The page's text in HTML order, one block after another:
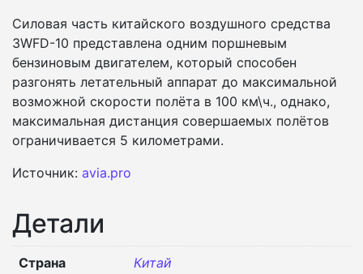
Силовая часть китайского воздушного средства
3WFD-10 представлена одним поршневым
бензиновым двигателем, который способен
разгонять летательный аппарат до максимальной
возможной скорости полёта в 100 км\ч., однако,
максимальная дистанция совершаемых полётов
ограничивается 5 километрами.
Источник: avia.pro
Детали
Страна Китай